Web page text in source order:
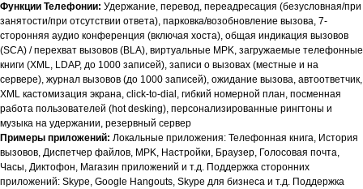
Функции Телефонии: Удержание, перевод, переадресация (безусловная/при
занятости/при отсутствии ответа), парковка/возобновление вызова, 7-
сторонняя аудио конференция (включая хоста), общая индикация вызовов
(SCA) / перехват вызовов (BLA), виртуальные MPK, загружаемые телефонные
книги (XML, LDAP, до 1000 записей), записи о вызовах (местные и на
сервере), журнал вызовов (до 1000 записей), ожидание вызова, автоответчик,
XML кастомизация экрана, click-to-dial, гибкий номерной план, посменная
работа пользователей (hot desking), персонализированные рингтоны и
музыка на удержании, резервный сервер
Примеры приложений: Локальные приложения: Телефонная книга, История
вызовов, Диспетчер файлов, MPK, Настройки, Браузер, Голосовая почта,
Часы, Диктофон, Магазин приложений и т.д. Поддержка сторонних
приложений: Skype, Google Hangouts, Skype для бизнеса и т.д. Поддержка